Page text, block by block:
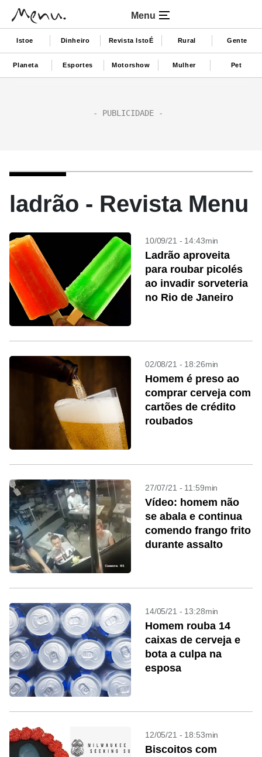
Menu
Istoe Dinheiro Revista IstoÉ Rural Gente
Planeta Esportes Motorshow Mulher Pet
ladrão - Revista Menu
10/09/21 - 14:43min
Ladrão aproveita
para roubar picolés
ao invadir sorveteria
no Rio de Janeiro
02/08/21 - 18:26min
Homem é preso ao
comprar cerveja com
cartões de crédito
roubados
27/07/21 - 11:59min
Vídeo: homem não
se abala e continua
comendo frango frito
durante assalto
14/05/21 - 13:28min
Homem rouba 14
caixas de cerveja e
bota a culpa na
esposa
12/05/21 - 18:53min
Biscoitos com